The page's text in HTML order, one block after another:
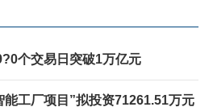
个交易日突破1万亿元
工厂项目”拟投资71261.51万元